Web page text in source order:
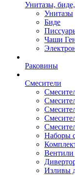
Унитазы,
Унитазы
Биде
Чаши
Раковины
Смесители
Наборы
Вентили
Изливы